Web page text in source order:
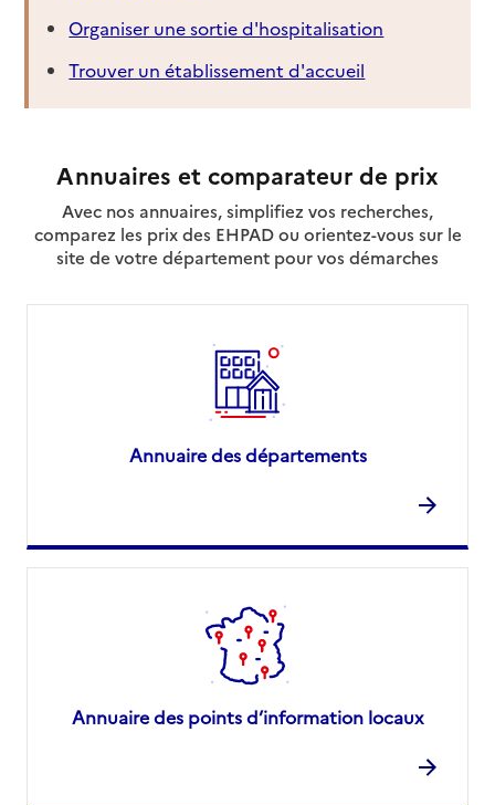
Organiser une sortie d'hospitalisation
Trouver un établissement d'accueil
Annuaires et comparateur de prix
Avec nos annuaires, simplifiez vos recherches,
comparez les prix des EHPAD ou orientez-vous sur le
site de votre département pour vos démarches
Annuaire des départements
Annuaire des points d’information locaux